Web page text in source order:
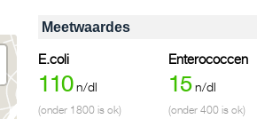
Meetwaardes
E.coli
110 n/dl
(onder 1800 is ok)
Enterococcen
15 n/dl
(onder 400 is ok)